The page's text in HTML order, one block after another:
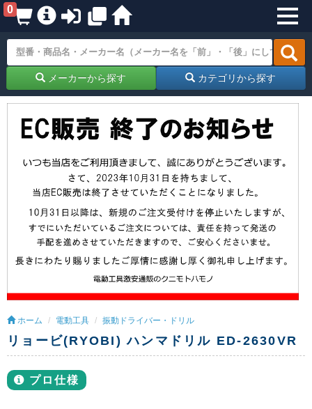
0
メーカーから探す カテゴリから探す
ホーム 電動工具 振動ドライバー・ドリル
リョービ(RYOBI) ハンマドリル ED-2630VR
プロ仕様